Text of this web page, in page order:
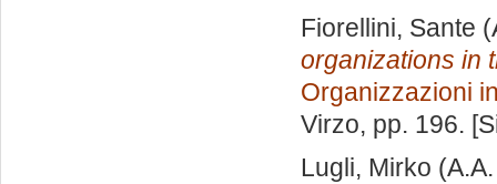
Fiorellini, Sante
organizations in
Organizzazioni
Virzo, pp. 196.
Lugli, Mirko